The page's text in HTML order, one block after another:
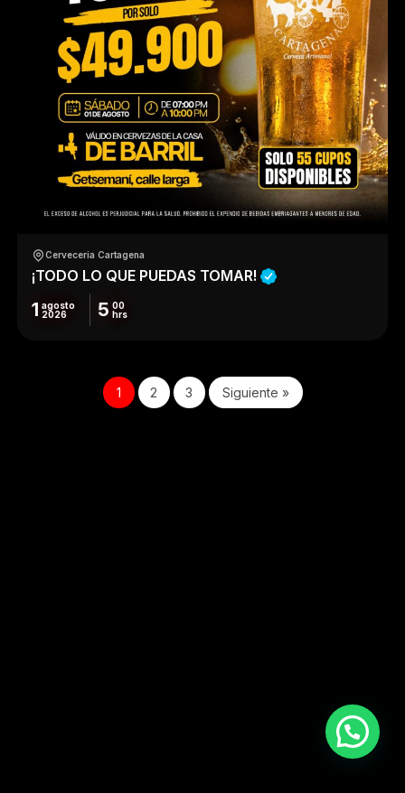
Cerveceria Cartagena
¡TODO LO QUE PUEDAS TOMAR!
1 agosto
2026
5 00
hrs
1 2 3 Siguiente »